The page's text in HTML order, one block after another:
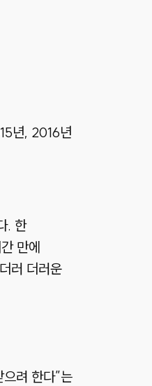
년, 2016년
. 한
만에
러 더러운
려 한다”는